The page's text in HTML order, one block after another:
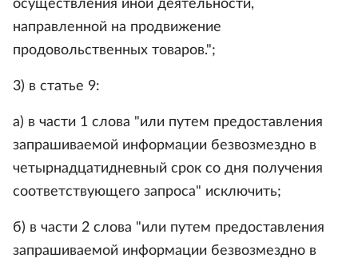
осуществления иной деятельности,
направленной на продвижение
продовольственных товаров.";
3) в статье 9:
а) в части 1 слова "или путем предоставления
запрашиваемой информации безвозмездно в
четырнадцатидневный срок со дня получения
соответствующего запроса" исключить;
б) в части 2 слова "или путем предоставления
запрашиваемой информации безвозмездно в